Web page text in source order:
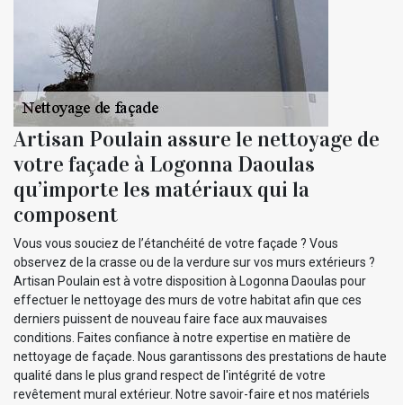
Artisan Poulain assure le nettoyage de
votre façade à Logonna Daoulas
qu’importe les matériaux qui la
composent
Vous vous souciez de l’étanchéité de votre façade ? Vous
observez de la crasse ou de la verdure sur vos murs extérieurs ?
Artisan Poulain est à votre disposition à Logonna Daoulas pour
effectuer le nettoyage des murs de votre habitat afin que ces
derniers puissent de nouveau faire face aux mauvaises
conditions. Faites confiance à notre expertise en matière de
nettoyage de façade. Nous garantissons des prestations de haute
qualité dans le plus grand respect de l'intégrité de votre
revêtement mural extérieur. Notre savoir-faire et nos matériels